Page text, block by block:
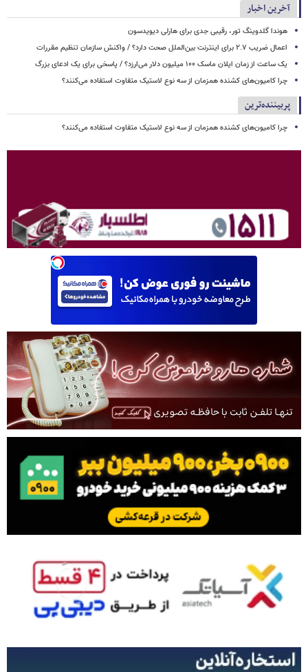
آخرین اخبار
هوندا گلدوینگ تور، رقیبی جدی برای هارلی دیویدسون
اعمال ضریب ۲.۷ برای اینترنت بین‌الملل صحت دارد؟ / واکنش سازمان تنظیم مقررات
یک ساعت از زمان ایلان ماسک ۱۰۰ میلیون دلار می‌ارزد؟ / پاسخی برای یک ادعای بزرگ
چرا کامیون‌های کشنده همزمان از سه نوع لاستیک متفاوت استفاده می‌کنند؟
پربیننده‌ترین
چرا کامیون‌های کشنده همزمان از سه نوع لاستیک متفاوت استفاده می‌کنند؟